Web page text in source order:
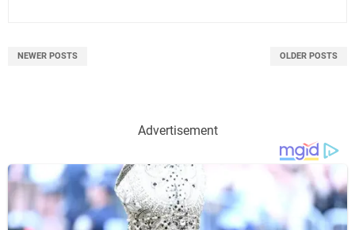
NEWER POSTS OLDER POSTS
Advertisement